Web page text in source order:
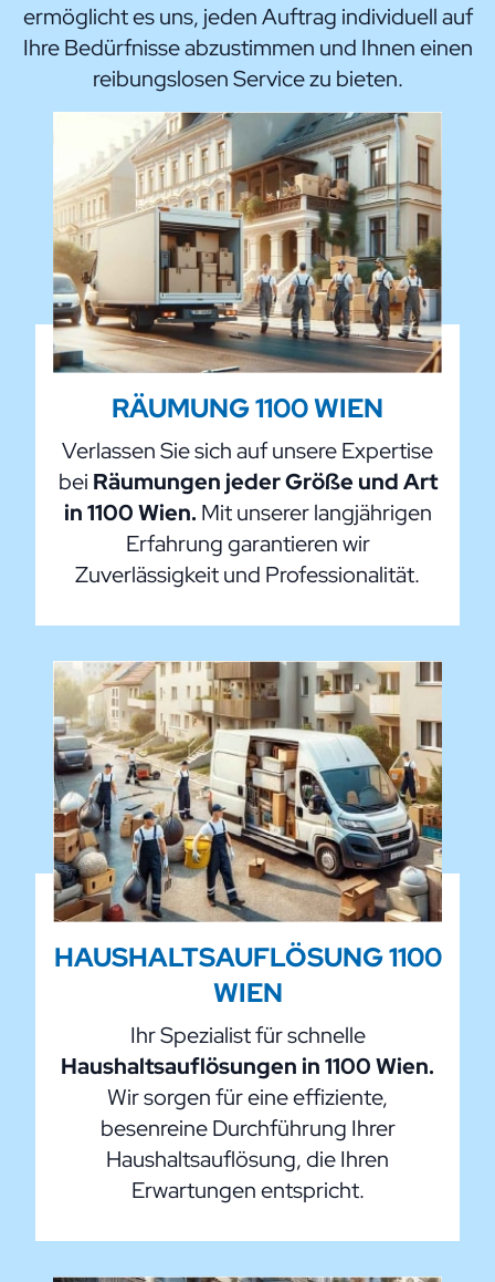
ermöglicht es uns, jeden Auftrag individuell auf
Ihre Bedürfnisse abzustimmen und Ihnen einen
reibungslosen Service zu bieten.
RÄUMUNG 1100 WIEN
Verlassen Sie sich auf unsere Expertise
bei Räumungen jeder Größe und Art
in 1100 Wien. Mit unserer langjährigen
Erfahrung garantieren wir
Zuverlässigkeit und Professionalität.
HAUSHALTSAUFLÖSUNG 1100
WIEN
Ihr Spezialist für schnelle
Haushaltsauflösungen in 1100 Wien.
Wir sorgen für eine effiziente,
besenreine Durchführung Ihrer
Haushaltsauflösung, die Ihren
Erwartungen entspricht.